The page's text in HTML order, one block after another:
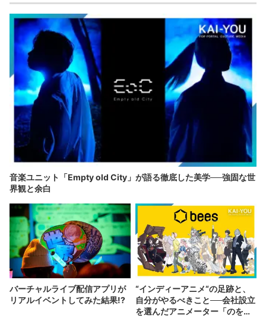
音楽ユニット「Empty old City」が語る徹底した美学──強固な世
界観と余白
バーチャルライブ配信アプリが
リアルイベントしてみた結果!?
“インディーアニメ“の足跡と、
自分がやるべきこと──会社設立
を選んだアニメーター「のを